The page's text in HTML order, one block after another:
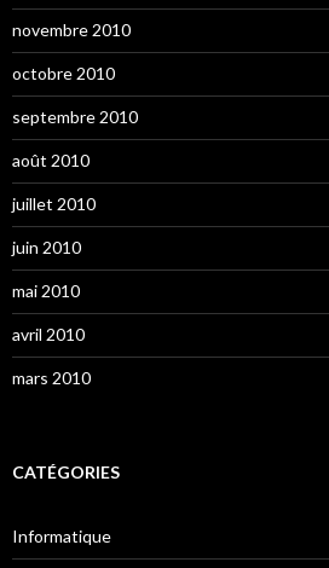
novembre 2010
octobre 2010
septembre 2010
août 2010
juillet 2010
juin 2010
mai 2010
avril 2010
mars 2010
CATÉGORIES
Informatique